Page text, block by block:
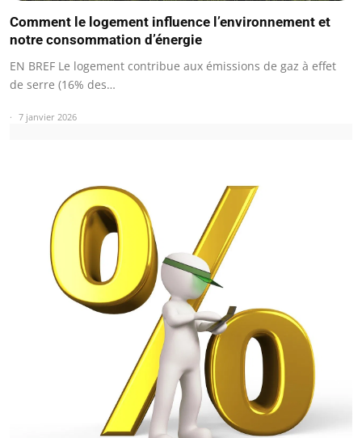
Comment le logement influence l’environnement et
notre consommation d’énergie
EN BREF Le logement contribue aux émissions de gaz à effet
de serre (16% des…
7 janvier 2026